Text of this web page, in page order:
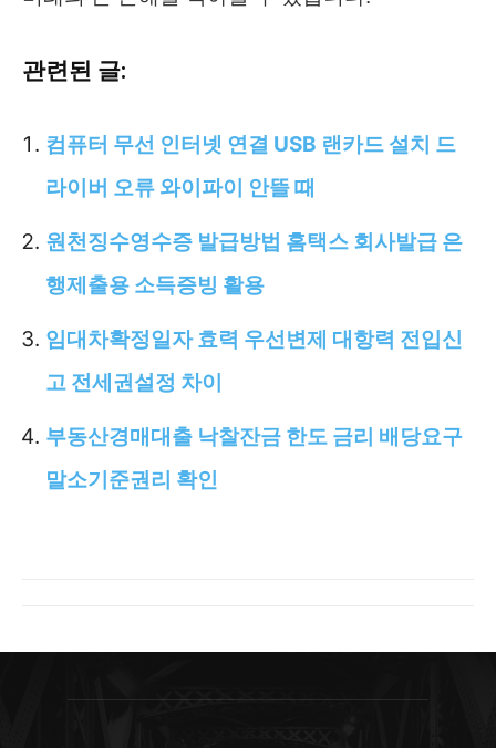
관련된 글:
컴퓨터 무선 인터넷 연결 USB 랜카드 설치 드
라이버 오류 와이파이 안뜰 때
원천징수영수증 발급방법 홈택스 회사발급 은
행제출용 소득증빙 활용
임대차확정일자 효력 우선변제 대항력 전입신
고 전세권설정 차이
부동산경매대출 낙찰잔금 한도 금리 배당요구
말소기준권리 확인